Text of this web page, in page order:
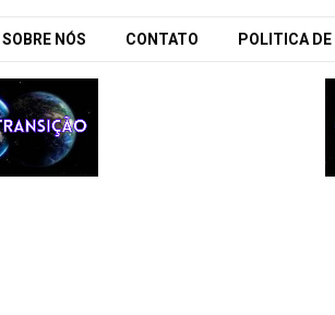
SOBRE NÓS CONTATO POLITICA